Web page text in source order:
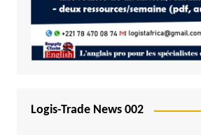
Logis-Trade News 002